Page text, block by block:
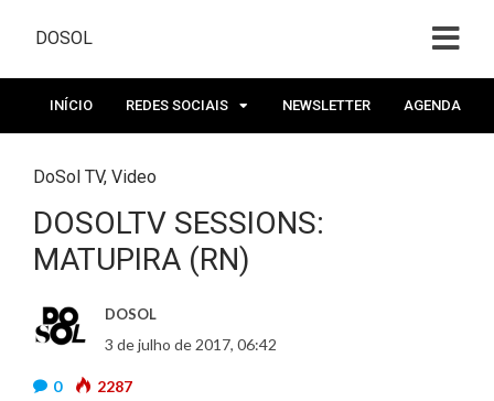
DOSOL
INÍCIO REDES SOCIAIS NEWSLETTER AGENDA
DoSol TV, Video
DOSOLTV SESSIONS:
MATUPIRA (RN)
DOSOL
3 de julho de 2017, 06:42
0 2287